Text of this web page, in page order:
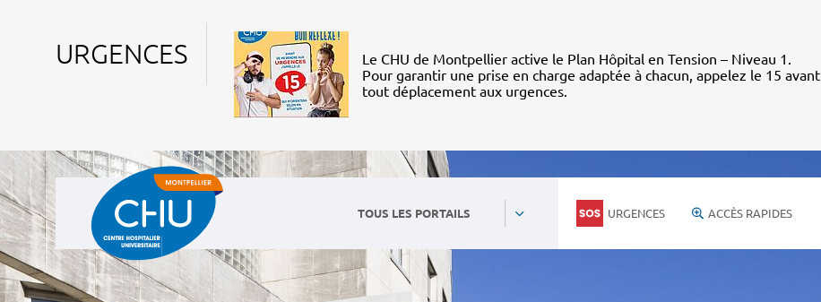
URGENCES
Le CHU de Montpellier active le Plan Hôpital en Tension – Niveau 1.
Pour garantir une prise en charge adaptée à chacun, appelez le 15 avant
tout déplacement aux urgences.
TOUS LES PORTAILS URGENCES ACCÈS RAPIDES